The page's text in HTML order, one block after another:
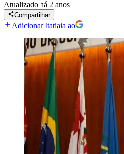
Atualizado há 2 anos
Compartilhar
Adicionar Itatiaia ao